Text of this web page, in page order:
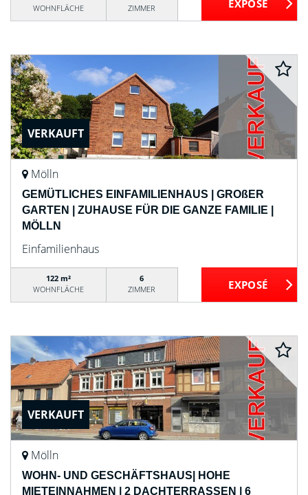
WOHNFLÄCHE
ZIMMER
VERKAUFT
Mölln
GEMÜTLICHES EINFAMILIENHAUS | GROßER
GARTEN | ZUHAUSE FÜR DIE GANZE FAMILIE |
MÖLLN
Einfamilienhaus
122 m²
WOHNFLÄCHE
6
ZIMMER
VERKAUFT
Mölln
WOHN- UND GESCHÄFTSHAUS| HOHE
MIETEINNAHMEN | 2 DACHTERRASSEN | 6